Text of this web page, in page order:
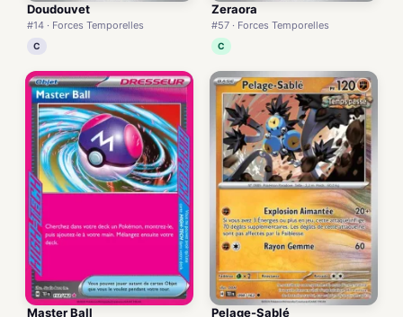
Doudouvet
#14 · Forces Temporelles
C
Zeraora
#57 · Forces Temporelles
C
Master Ball Pelage-Sablé